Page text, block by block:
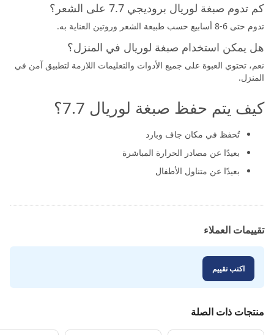
كم تدوم صبغة لوريال بروديجي 7.7 على الشعر؟
تدوم حتى 6-8 أسابيع حسب طبيعة الشعر وروتين العناية به.
هل يمكن استخدام صبغة لوريال في المنزل؟
نعم، تحتوي العبوة على جميع الأدوات والتعليمات اللازمة لتطبيق آمن في
المنزل.
كيف يتم حفظ صبغة لوريال 7.7؟
تُحفظ في مكان جاف وبارد
بعيدًا عن مصادر الحرارة المباشرة
بعيدًا عن متناول الأطفال
تقييمات العملاء
اكتب تقييم
منتجات ذات الصلة